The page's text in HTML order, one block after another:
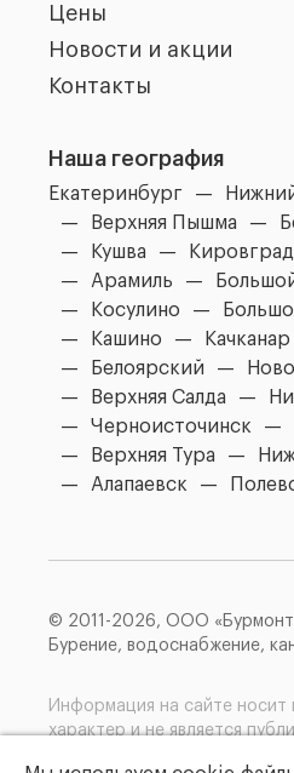
Цены
Новости и акции
Контакты
Наша география
Екатеринбург
Верхняя Пышма
Кушва
Кировград
Арамиль
Косулино
Кашино
Качканар
Белоярский
Верхняя Салда
Черноисточинск
Верхняя Тура
Алапаевск
© 2011-2026, ООО
Бурение, водоснабжение,
Информация на сайте
характер и не является